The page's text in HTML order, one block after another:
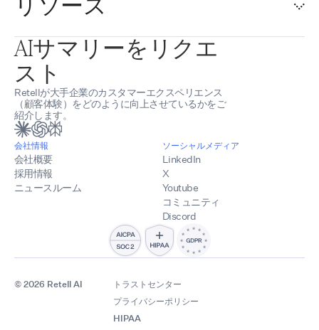
リソース
AIサマリーをリクエ
スト
Retellが大手企業のカスタマーエクスペリエンス
（顧客体験）をどのように向上させているかをご
紹介します。
会社情報
会社概要
採用情報
ニュースルーム
ソーシャルメディア
LinkedIn
X
Youtube
コミュニティ
Discord
© 2026 Retell AI
トラストセンター
プライバシーポリシー
HIPAA